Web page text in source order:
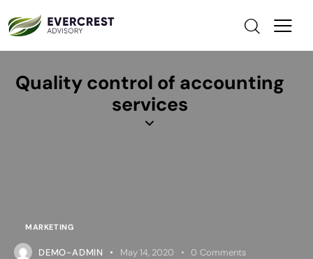
Quality control of accounting
services
MARKETING
DEMO-ADMIN May 14, 2020 0 Comments